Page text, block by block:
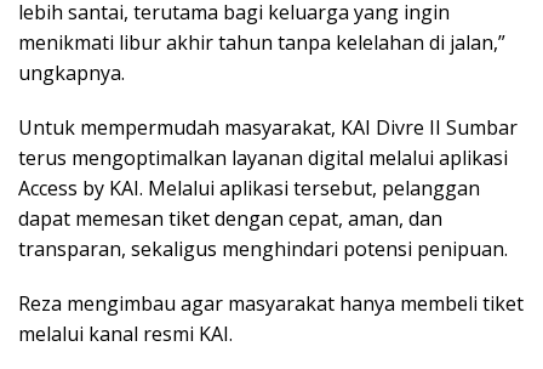
lebih santai, terutama bagi keluarga yang ingin
menikmati libur akhir tahun tanpa kelelahan di jalan,”
ungkapnya.
Untuk mempermudah masyarakat, KAI Divre II Sumbar
terus mengoptimalkan layanan digital melalui aplikasi
Access by KAI. Melalui aplikasi tersebut, pelanggan
dapat memesan tiket dengan cepat, aman, dan
transparan, sekaligus menghindari potensi penipuan.
Reza mengimbau agar masyarakat hanya membeli tiket
melalui kanal resmi KAI.